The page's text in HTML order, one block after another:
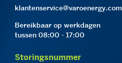
klantenservice@varoenergy.com
Bereikbaar op werkdagen
tussen 08:00 - 17:00
Storingsnummer